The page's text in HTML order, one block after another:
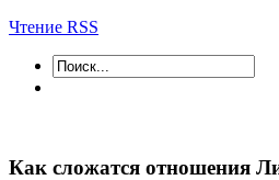
Чтение RSS
Как сложатся отношения